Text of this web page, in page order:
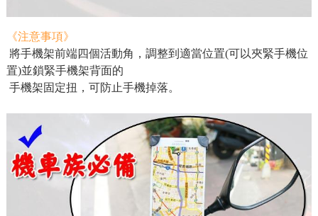
《注意事項》
將手機架前端四個活動角，調整到適當位置(可以夾緊手機位
置)並鎖緊手機架背面的
手機架固定扭，可防止手機掉落。